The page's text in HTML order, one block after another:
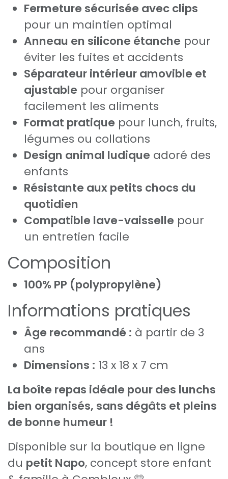
Fermeture sécurisée avec clips
pour un maintien optimal
Anneau en silicone étanche pour
éviter les fuites et accidents
Séparateur intérieur amovible et
ajustable pour organiser
facilement les aliments
Format pratique pour lunch, fruits,
légumes ou collations
Design animal ludique adoré des
enfants
Résistante aux petits chocs du
quotidien
Compatible lave-vaisselle pour
un entretien facile
Composition
100% PP (polypropylène)
Informations pratiques
Âge recommandé : à partir de 3
ans
Dimensions : 13 x 18 x 7 cm
La boîte repas idéale pour des lunchs
bien organisés, sans dégâts et pleins
de bonne humeur !
Disponible sur la boutique en ligne
du petit Napo, concept store enfant